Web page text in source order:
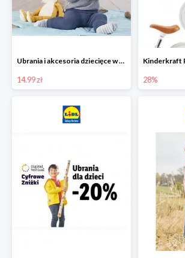
Ubrania i akcesoria dziecięce w Lidlu Online od 14,99 zł
14.99 zł 28%